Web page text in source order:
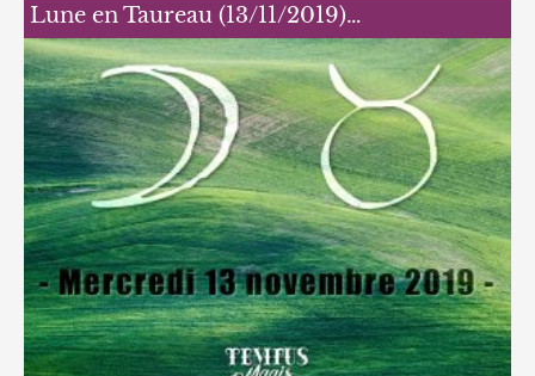
Lune en Taureau (13/11/2019)…